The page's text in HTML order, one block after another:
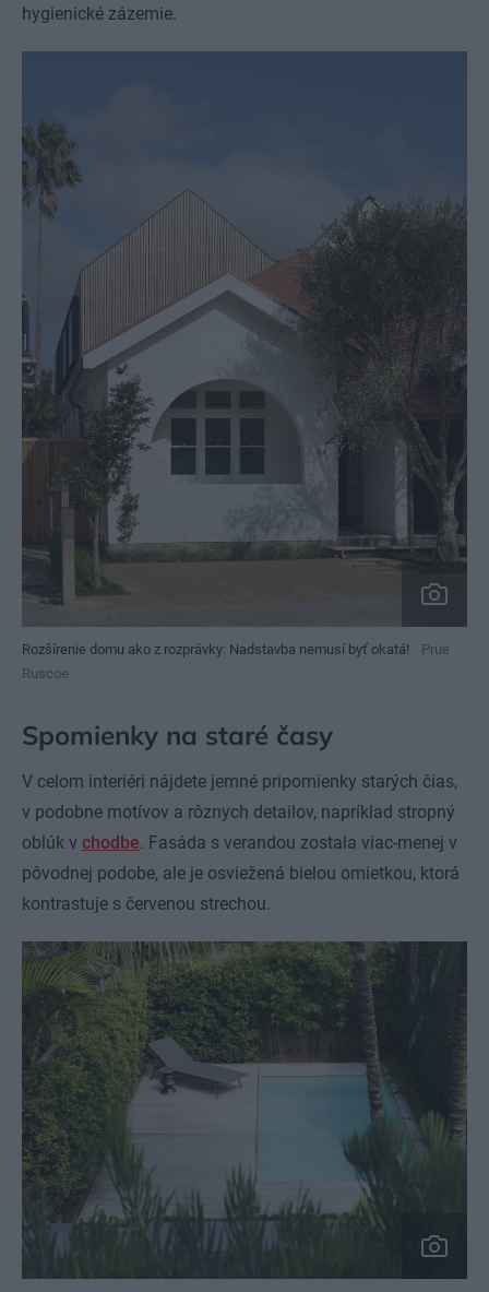
hygienické zázemie.
Rozšírenie domu ako z rozprávky: Nadstavba nemusí byť okatá!
Prue
Ruscoe
Spomienky na staré časy
V celom interiéri nájdete jemné pripomienky starých čias,
v podobne motívov a rôznych detailov, napríklad stropný
oblúk v chodbe. Fasáda s verandou zostala viac-menej v
pôvodnej podobe, ale je osviežená bielou omietkou, ktorá
kontrastuje s červenou strechou.